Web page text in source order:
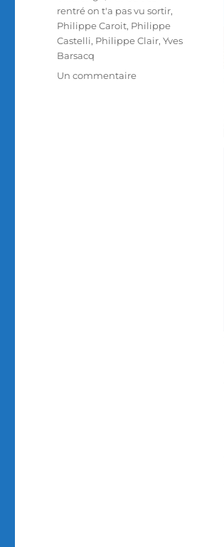
rentré on t'a pas vu sortir,
Philippe Caroit, Philippe
Castelli, Philippe Clair,Yves
Barsacq
Un commentairesur